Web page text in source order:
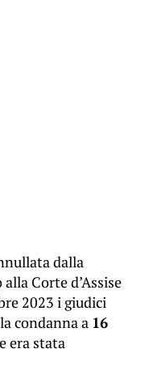
dalla
Corte d’Assise
2023 i giudici
condanna a 16
era stata